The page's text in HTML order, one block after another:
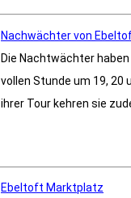
Nachwächter von
Die Nachtwächter
vollen Stunde um 19, 20
ihrer Tour kehren sie
Ebeltoft Marktplatz